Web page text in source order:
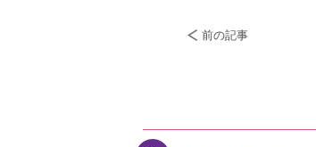
前の記事